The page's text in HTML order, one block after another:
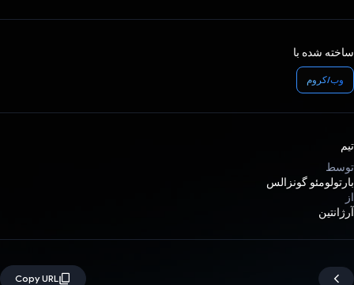
ساخته شده با
وب/کروم
تیم
توسط
بارتولومئو گونزالس
از
آرژانتین